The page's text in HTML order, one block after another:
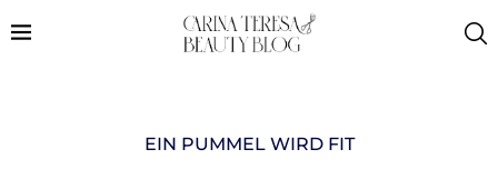
EIN PUMMEL WIRD FIT